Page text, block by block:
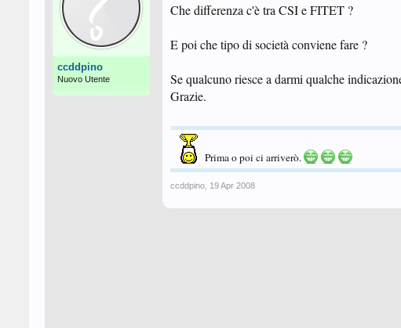
ccddpino
Nuovo Utente
Che differenza c'è tra CSI e FITET ?
E poi che tipo di società conviene fare ?
Se qualcuno riesce a darmi qualche
Grazie.
Prima o poi ci arriverò.
ccddpino 19 Apr 2008